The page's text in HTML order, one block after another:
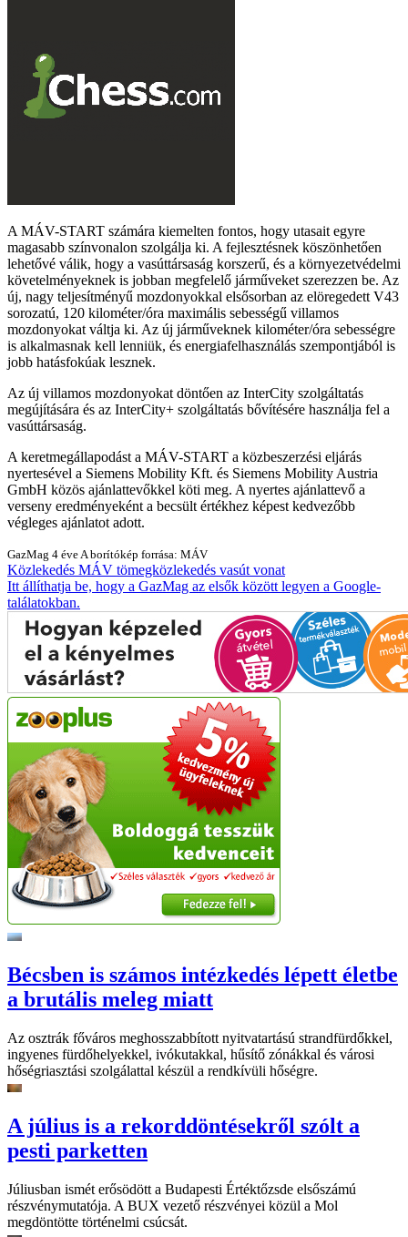
A MÁV-START számára kiemelten fontos, hogy utasait egyre
magasabb színvonalon szolgálja ki. A fejlesztésnek köszönhetően
lehetővé válik, hogy a vasúttársaság korszerű, és a környezetvédelmi
követelményeknek is jobban megfelelő járműveket szerezzen be. Az
új, nagy teljesítményű mozdonyokkal elsősorban az elöregedett V43
sorozatú, 120 kilométer/óra maximális sebességű villamos
mozdonyokat váltja ki. Az új járműveknek kilométer/óra sebességre
is alkalmasnak kell lenniük, és energiafelhasználás szempontjából is
jobb hatásfokúak lesznek.
Az új villamos mozdonyokat döntően az InterCity szolgáltatás
megújítására és az InterCity+ szolgáltatás bővítésére használja fel a
vasúttársaság.
A keretmegállapodást a MÁV-START a közbeszerzési eljárás
nyertesével a Siemens Mobility Kft. és Siemens Mobility Austria
GmbH közös ajánlattevőkkel köti meg. A nyertes ajánlattevő a
verseny eredményeként a becsült értékhez képest kedvezőbb
végleges ajánlatot adott.
GazMag 4 éve A borítókép forrása: MÁV
Közlekedés MÁV tömegközlekedés vasút vonat
Itt állíthatja be, hogy a GazMag az elsők között legyen a Google-
találatokban.
Bécsben is számos intézkedés lépett életbe
a brutális meleg miatt
Az osztrák főváros meghosszabbított nyitvatartású strandfürdőkkel,
ingyenes fürdőhelyekkel, ivókutakkal, hűsítő zónákkal és városi
hőségriasztási szolgálattal készül a rendkívüli hőségre.
A július is a rekorddöntésekről szólt a
pesti parketten
Júliusban ismét erősödött a Budapesti Értéktőzsde elsőszámú
részvénymutatója. A BUX vezető részvényei közül a Mol
megdöntötte történelmi csúcsát.